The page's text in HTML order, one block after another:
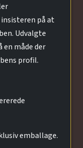
på at
Udvalgte
måde der
profil.
emballage.